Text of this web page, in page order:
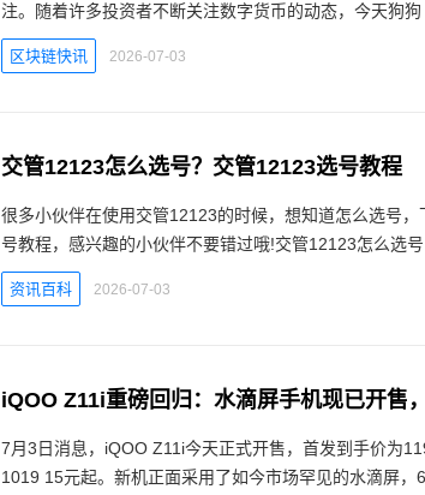
注。随着许多投资者不断关注数字货币的动态，今天狗狗
区块链快讯 2026-07-03
交管12123怎么选号？交管12123选号教程
很多小伙伴在使用交管12123的时候，想知道怎么选号
号教程，感兴趣的小伙伴不要错过哦!交管12123怎么选号
资讯百科 2026-07-03
iQOO Z11i重磅回归：水滴屏手机现已开售
7月3日消息，iQOO Z11i今天正式开售，首发到手价为
1019 15元起。新机正面采用了如今市场罕见的水滴屏，